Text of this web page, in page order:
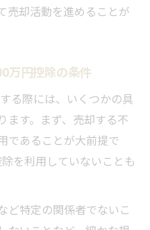
売却活動を進めることが
万円控除の条件
る際には、いくつかの具
ます。まず、売却する不
であることが大前提で
を利用していないことも
ど特定の関係者でないこ